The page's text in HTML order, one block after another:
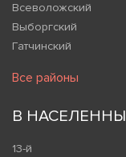
Всеволожский
Выборгский
Гатчинский
Все районы
В
13-й